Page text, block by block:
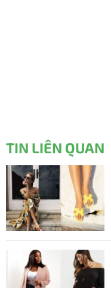
TIN LIÊN QUAN